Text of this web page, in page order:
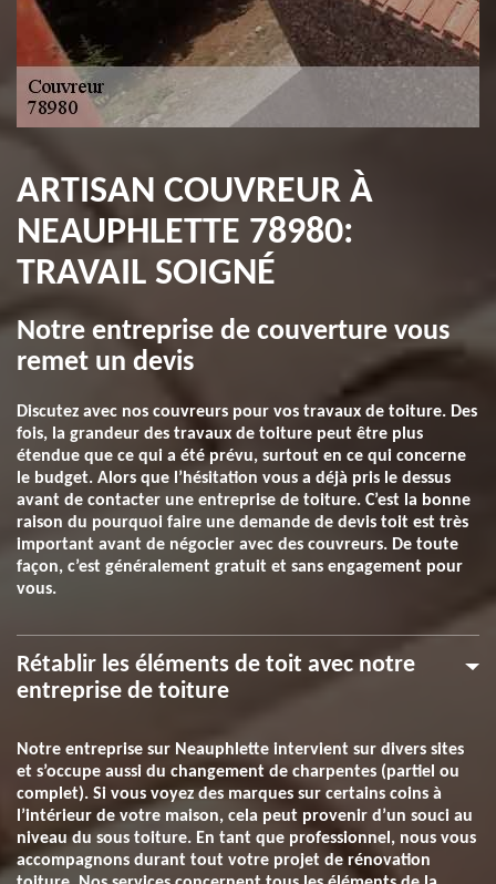
ARTISAN COUVREUR À
NEAUPHLETTE 78980:
TRAVAIL SOIGNÉ
Notre entreprise de couverture vous
remet un devis
Discutez avec nos couvreurs pour vos travaux de toiture. Des
fois, la grandeur des travaux de toiture peut être plus
étendue que ce qui a été prévu, surtout en ce qui concerne
le budget. Alors que l’hésitation vous a déjà pris le dessus
avant de contacter une entreprise de toiture. C’est la bonne
raison du pourquoi faire une demande de devis toit est très
important avant de négocier avec des couvreurs. De toute
façon, c’est généralement gratuit et sans engagement pour
vous.
Rétablir les éléments de toit avec notre
entreprise de toiture
Notre entreprise sur Neauphlette intervient sur divers sites
et s’occupe aussi du changement de charpentes (partiel ou
complet). Si vous voyez des marques sur certains coins à
l’intérieur de votre maison, cela peut provenir d’un souci au
niveau du sous toiture. En tant que professionnel, nous vous
accompagnons durant tout votre projet de rénovation